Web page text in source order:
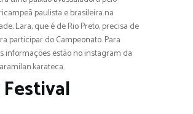
paulista e brasileira na
Lara, que é de Rio Preto, precisa de
participar do Campeonato. Para
informações estão no instagram da